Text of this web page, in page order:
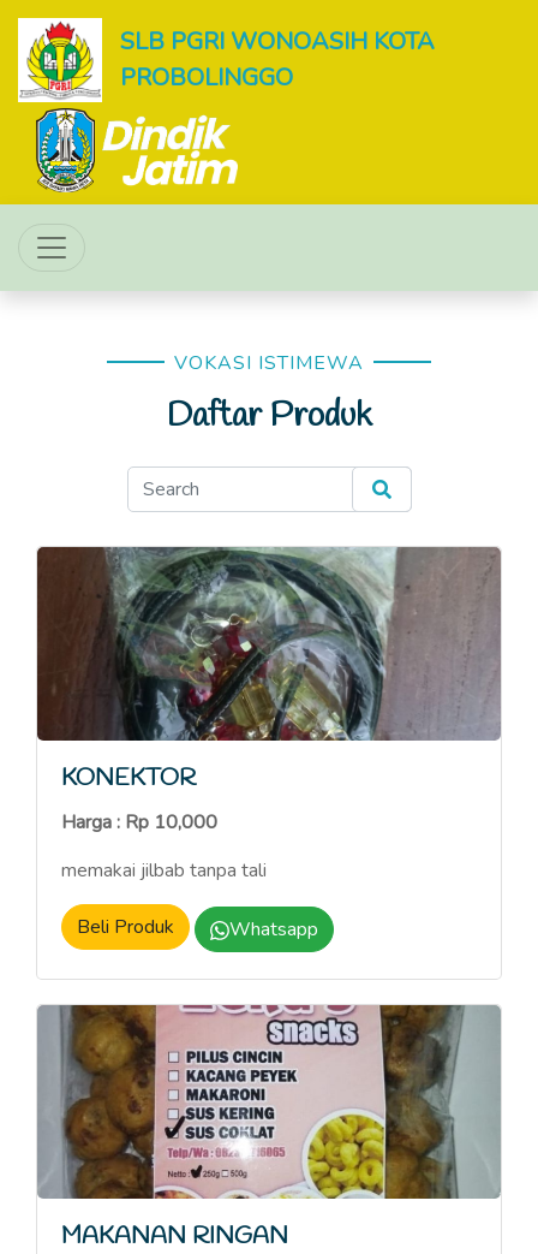
SLB PGRI WONOASIH KOTA
PROBOLINGGO
VOKASI ISTIMEWA
Daftar Produk
KONEKTOR
Harga : Rp 10,000
memakai jilbab tanpa tali
Beli Produk Whatsapp
MAKANAN RINGAN